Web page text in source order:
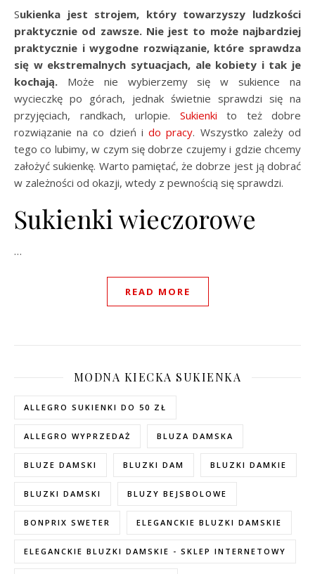
Sukienka jest strojem, który towarzyszy ludzkości
praktycznie od zawsze. Nie jest to może najbardziej
praktycznie i wygodne rozwiązanie, które sprawdza
się w ekstremalnych sytuacjach, ale kobiety i tak je
kochają. Może nie wybierzemy się w sukience na
wycieczkę po górach, jednak świetnie sprawdzi się na
przyjęciach, randkach, urlopie. Sukienki to też dobre
rozwiązanie na co dzień ido pracy. Wszystko zależy od
tego co lubimy, w czym się dobrze czujemy i gdzie chcemy
założyć sukienkę. Warto pamiętać, że dobrze jest ją dobrać
w zależności od okazji, wtedy z pewnością się sprawdzi.
Sukienki wieczorowe
…
READ MORE
MODNA KIECKA SUKIENKA
ALLEGRO SUKIENKI DO 50 ZŁ
ALLEGRO WYPRZEDAŻ BLUZA DAMSKA
BLUZE DAMSKI BLUZKI DAM BLUZKI DAMKIE
BLUZKI DAMSKI BLUZY BEJSBOLOWE
BONPRIX SWETER ELEGANCKIE BLUZKI DAMSKIE
ELEGANCKIE BLUZKI DAMSKIE - SKLEP INTERNETOWY